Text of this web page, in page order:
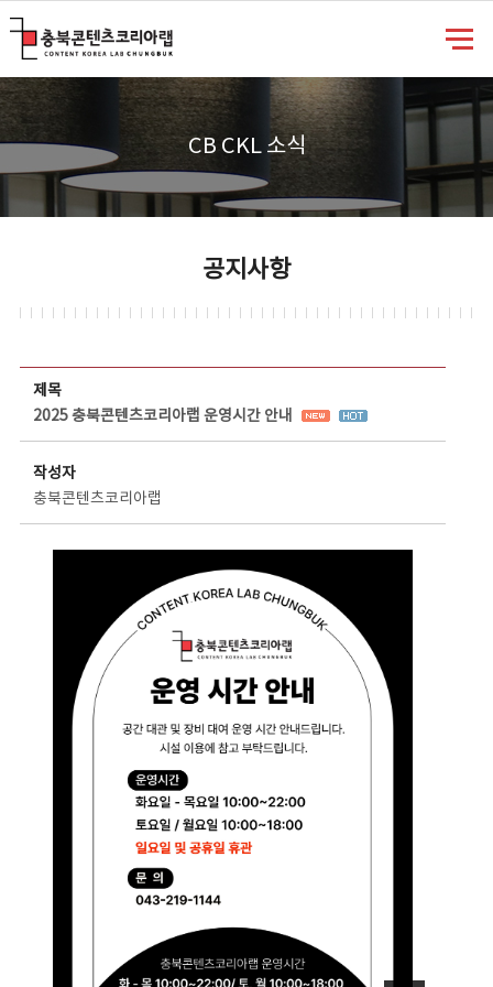
CB CKL 소식
공지사항
제목
2025 충북콘텐츠코리아랩 운영시간 안내
작성자
충북콘텐츠코리아랩